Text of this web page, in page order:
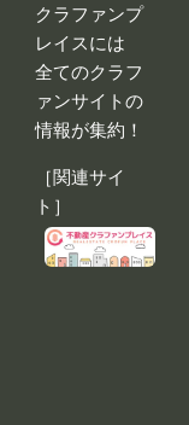
［関連サイ
ト］